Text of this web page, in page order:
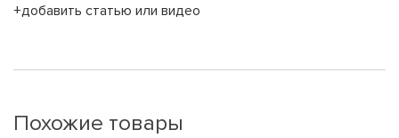
+добавить статью или видео
Похожие товары